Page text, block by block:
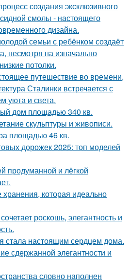
создания эксклюзивного
смолы - настоящего
дизайна.
семьи с ребёнком создаёт
несмотря на изначально
потолки.
путешествие во времени,
Сталинки встречается с
уюта и света.
дом площадью 340 кв.
скульптуры и живописи.
площадью 46 кв.
дорожек 2025: топ моделей
продуманной и лёгкой
хранения, которая идеально
роскошь, элегантность и
стала настоящим сердцем дома.
сдержанной элегантности и
словно наполнен